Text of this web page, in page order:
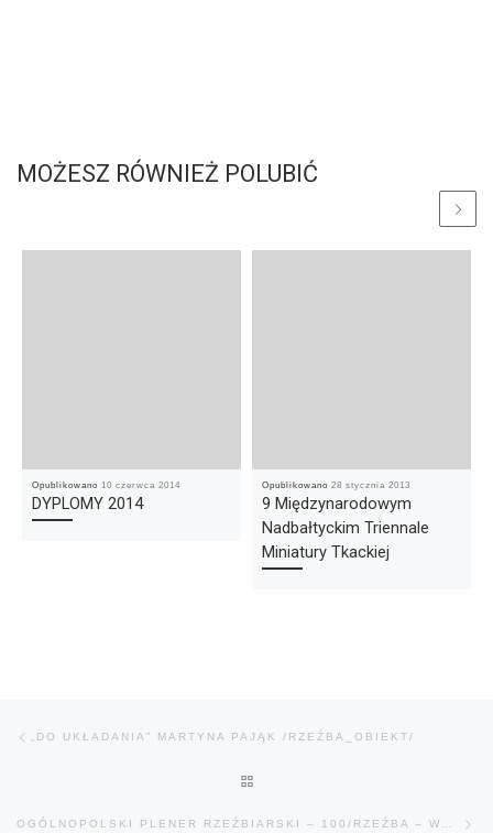
MOŻESZ RÓWNIEŻ POLUBIĆ
Opublikowano 10 czerwca 2014
DYPLOMY 2014
Opublikowano 28 stycznia 2013
9 Międzynarodowym
Nadbałtyckim Triennale
Miniatury Tkackiej
„DO UKŁADANIA” MARTYNA PAJĄK /RZEŹBA_OBIEKT/
OGÓLNOPOLSKI PLENER RZEŹBIARSKI – 100/RZEŹBA – WOKÓŁ KULI